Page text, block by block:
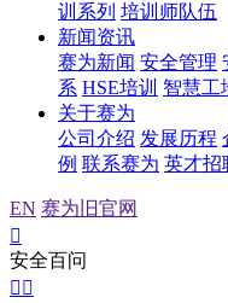
训系列 培训师队伍
新闻资讯
赛为新闻 安全管理
系 HSE培训 智慧工
关于赛为
公司介绍 发展历程
例 联系赛为 英才招
EN 赛为旧官网

安全百问
 